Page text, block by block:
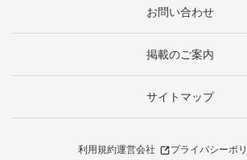
お問い合わせ
掲載のご案内
サイトマップ
利用規約運営会社
プライバシーポ